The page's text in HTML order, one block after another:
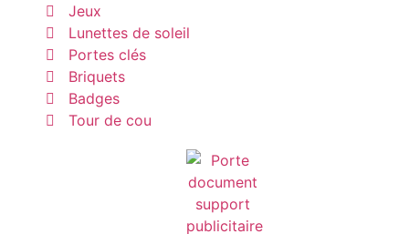
Jeux
Lunettes de soleil
Portes clés
Briquets
Badges
Tour de cou